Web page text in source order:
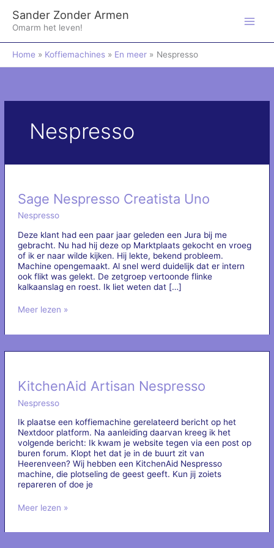
naarSander Zonder Armen
Omarm het leven!
Home Koffiemachines En meer Nespresso
Nespresso
Sage Nespresso Creatista Uno
Nespresso
Deze klant had een paar jaar geleden een Jura bij me
gebracht. Nu had hij deze op Marktplaats gekocht en vroeg
of ik er naar wilde kijken. Hij lekte, bekend probleem.
Machine opengemaakt. Al snel werd duidelijk dat er intern
ook flikt was gelekt. De zetgroep vertoonde flinke
kalkaanslag en roest. Ik liet weten dat […]
Sage
Meer lezen »
KitchenAid Artisan Nespresso
Nespresso
Ik plaatse een koffiemachine gerelateerd bericht op het
Nextdoor platform. Na aanleiding daarvan kreeg ik het
volgende bericht: Ik kwam je website tegen via een post op
buren forum. Klopt het dat je in de buurt zit van
Heerenveen? Wij hebben een KitchenAid Nespresso
machine, die plotseling de geest geeft. Kun jij zoiets
repareren of doe je
KitchenAid
Meer lezen »